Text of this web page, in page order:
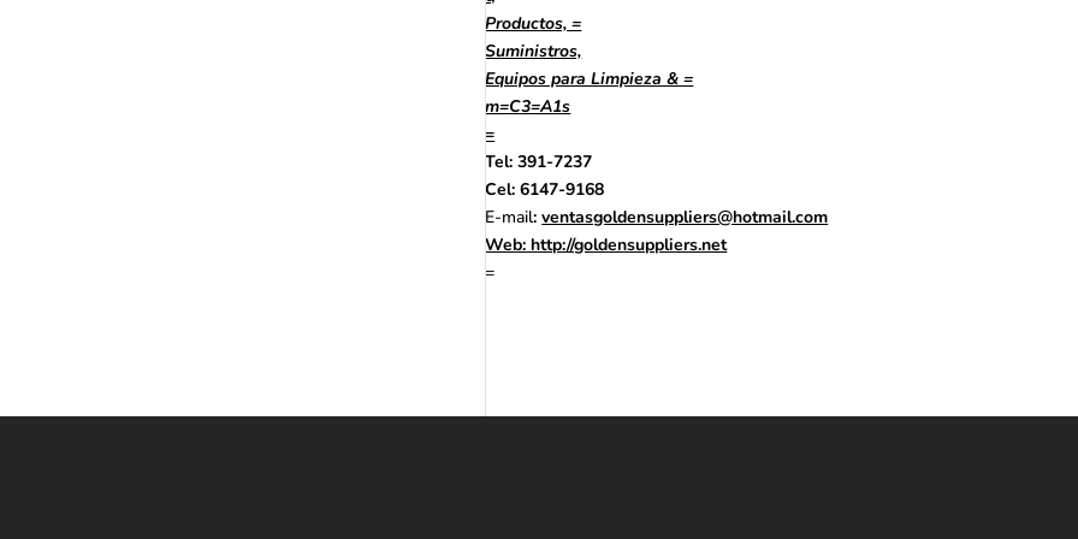
Productos, =
Suministros,
Equipos para Limpieza & =
m=C3=A1s
=
Tel: 391-7237
Cel: 6147-9168
E-mail: ventasgoldensuppliers@hotmail.com
Web:http://goldensuppliers.net
=